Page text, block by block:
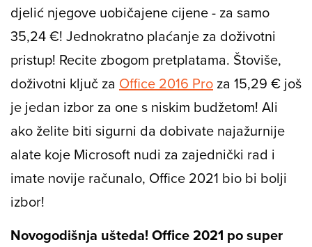
djelić njegove uobičajene cijene - za samo
35,24 €! Jednokratno plaćanje za doživotni
pristup! Recite zbogom pretplatama. Štoviše,
doživotni ključ za Office 2016 Pro za 15,29 € još
je jedan izbor za one s niskim budžetom! Ali
ako želite biti sigurni da dobivate najažurnije
alate koje Microsoft nudi za zajednički rad i
imate novije računalo, Office 2021 bio bi bolji
izbor!
Novogodišnja ušteda! Office 2021 po super